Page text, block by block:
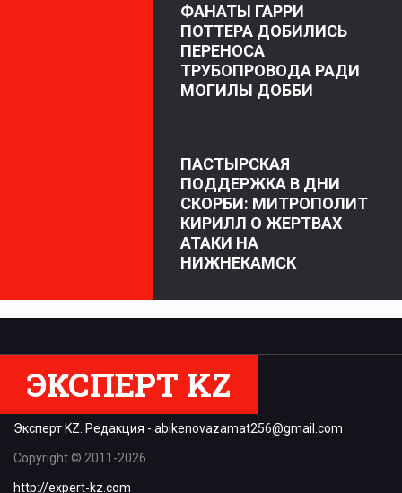
ФАНАТЫ ГАРРИ
ПОТТЕРА ДОБИЛИСЬ
ПЕРЕНОСА
ТРУБОПРОВОДА РАДИ
МОГИЛЫ ДОББИ
ПАСТЫРСКАЯ
ПОДДЕРЖКА В ДНИ
СКОРБИ: МИТРОПОЛИТ
КИРИЛЛ О ЖЕРТВАХ
АТАКИ НА
НИЖНЕКАМСК
ЭКСПЕРТ KZ
Эксперт KZ. Редакция - abikenovazamat256@gmail.com
Copyright © 2011-2026 .
http://expert-kz.com